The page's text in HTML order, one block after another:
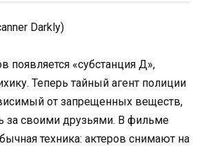
Darkly)
появляется «субстанция Д»,
Теперь тайный агент полиции
от запрещенных веществ,
за своими друзьями. В фильме
техника: актеров снимают на